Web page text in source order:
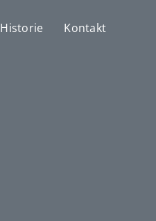
Historie Kontakt